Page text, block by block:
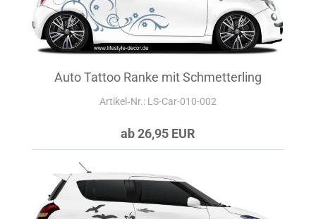
Auto Tattoo Ranke mit Schmetterling
Artikel‑Nr.: LS-Car-010-002
ab 26,95 EUR